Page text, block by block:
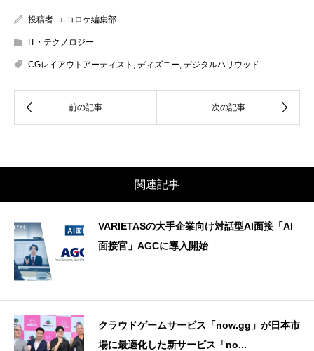
投稿者: エコロケ編集部
IT・テクノロジー
CGレイアウトアーティスト ディズニー デジタルハリウッド
関連記事
VARIETASの大手企業向け対話型AI面接「AI
面接官」AGCに導入開始
クラウドゲームサービス「now.gg」が日本市
場に最適化した新サービス「no...